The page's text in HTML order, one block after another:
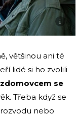
i
většinou ani té
lidé si ho zvolili
se
Třeba když se
nebo